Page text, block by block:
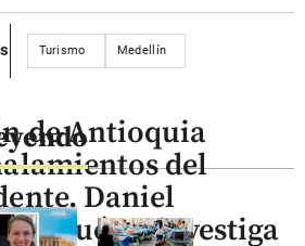
Turismo Medellín
de Antioquia
del
Daniel
qué no investiga